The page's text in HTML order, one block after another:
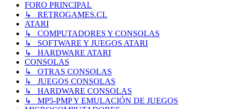
FORO PRINCIPAL
↳ RETROGAMES.CL
ATARI
↳ COMPUTADORES Y CONSOLAS
↳ SOFTWARE Y JUEGOS ATARI
↳ HARDWARE ATARI
CONSOLAS
↳ OTRAS CONSOLAS
↳ JUEGOS CONSOLAS
↳ HARDWARE CONSOLAS
↳ MP5-PMP Y EMULACIÓN DE JUEGOS